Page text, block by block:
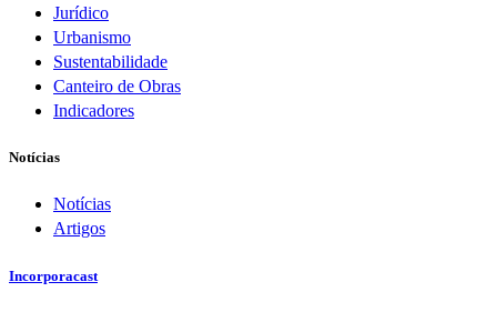
Jurídico
Urbanismo
Sustentabilidade
Canteiro de Obras
Indicadores
Notícias
Notícias
Artigos
Incorporacast